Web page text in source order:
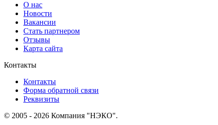
О нас
Новости
Вакансии
Стать партнером
Отзывы
Карта сайта
Контакты
Контакты
Форма обратной связи
Реквизиты
© 2005 - 2026 Компания "НЭКО".